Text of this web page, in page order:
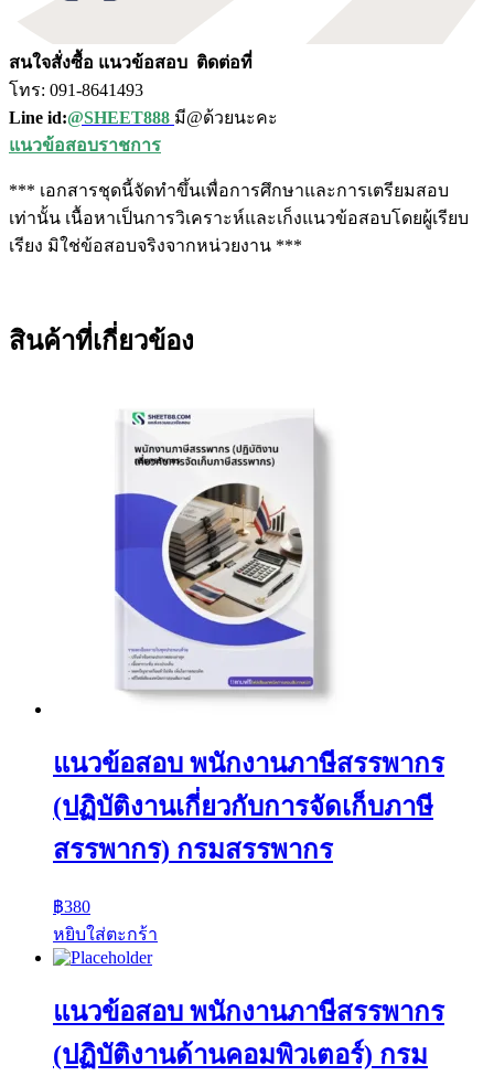
สนใจสั่งซื้อ แนวข้อสอบ ติดต่อที่
โทร: 091-8641493
Line id:@SHEET888 มี@ด้วยนะคะ
แนวข้อสอบราชการ
*** เอกสารชุดนี้จัดทำขึ้นเพื่อการศึกษาและการเตรียมสอบ
เท่านั้น เนื้อหาเป็นการวิเคราะห์และเก็งแนวข้อสอบโดยผู้เรียบ
เรียง มิใช่ข้อสอบจริงจากหน่วยงาน ***
สินค้าที่เกี่ยวข้อง
แนวข้อสอบ พนักงานภาษีสรรพากร
(ปฏิบัติงานเกี่ยวกับการจัดเก็บภาษี
สรรพากร) กรมสรรพากร
฿380
หยิบใส่ตะกร้า
แนวข้อสอบ พนักงานภาษีสรรพากร
(ปฏิบัติงานด้านคอมพิวเตอร์) กรม